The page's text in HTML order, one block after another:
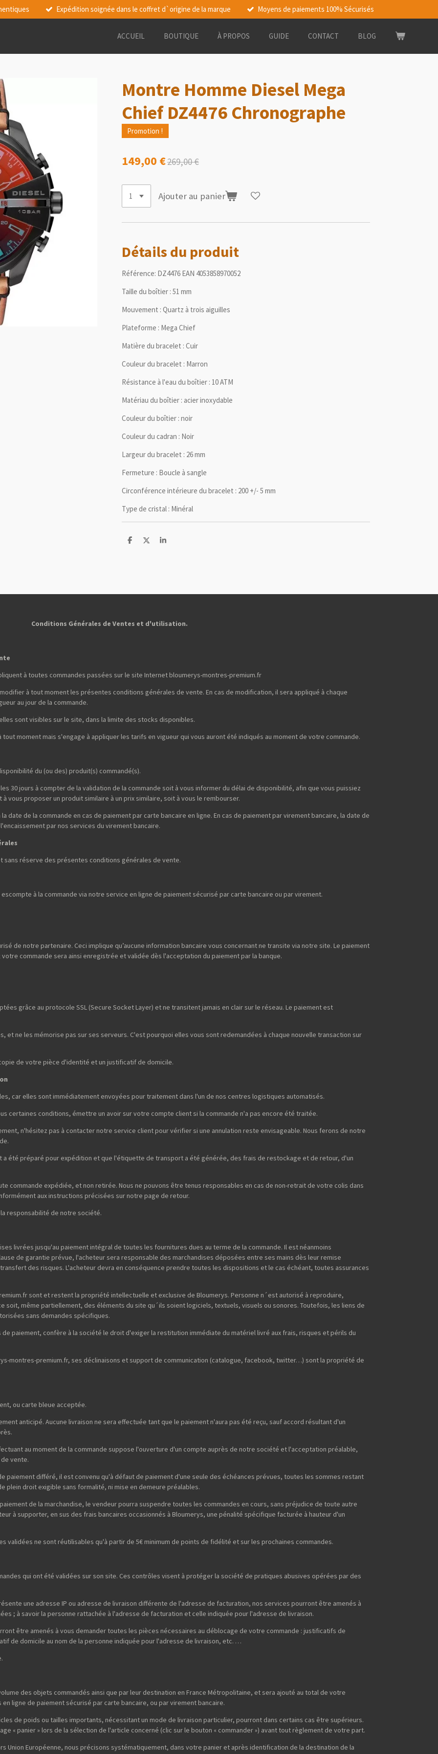
Expédition soignée dans le coffret d`origine de la marque Moyens de paiements 100% Sécurisés
ACCUEIL BOUTIQUE À PROPOS GUIDE CONTACT BLOG
Montre Homme Diesel Mega
Chief DZ4476 Chronographe
Promotion !
149,00 €269,00 €
Ajouter au panier
Détails du produit
Référence: DZ4476 EAN 4053858970052
Taille du boîtier : 51 mm
Mouvement : Quartz à trois aiguilles
Plateforme : Mega Chief
Matière du bracelet : Cuir
Couleur du bracelet : Marron
Résistance à l'eau du boîtier : 10 ATM
Matériau du boîtier : acier inoxydable
Couleur du boîtier : noir
Couleur du cadran : Noir
Largeur du bracelet : 26 mm
Fermeture : Boucle à sangle
Circonférence intérieure du bracelet : 200 +/- 5 mm
Type de cristal : Minéral
P
r
P
r
P
r
Conditions Générales de Ventes et d'utilisation.
à toutes commandes passées sur le site Internet bloumerys-montres-premium.fr
à tout moment les présentes conditions générales de vente. En cas de modification, il sera appliqué à chaque
au jour de la commande.
sont visibles sur le site, dans la limite des stocks disponibles.
moment mais s'engage à appliquer les tarifs en vigueur qui vous auront été indiqués au moment de votre commande.
du (ou des) produit(s) commandé(s).
30 jours à compter de la validation de la commande soit à vous informer du délai de disponibilité, afin que vous puissiez
vous proposer un produit similaire à un prix similaire, soit à vous le rembourser.
date de la commande en cas de paiement par carte bancaire en ligne. En cas de paiement par virement bancaire, la date de
par nos services du virement bancaire.
sans réserve des présentes conditions générales de vente.
à la commande via notre service en ligne de paiement sécurisé par carte bancaire ou par virement.
de notre partenaire. Ceci implique qu’aucune information bancaire vous concernant ne transite via notre site. Le paiement
commande sera ainsi enregistrée et validée dès l'acceptation du paiement par la banque.
grâce au protocole SSL (Secure Socket Layer) et ne transitent jamais en clair sur le réseau. Le paiement est
et ne les mémorise pas sur ses serveurs. C'est pourquoi elles vous sont redemandées à chaque nouvelle transaction sur
de votre pièce d'identité et un justificatif de domicile.
car elles sont immédiatement envoyées pour traitement dans l'un de nos centres logistiques automatisés.
certaines conditions, émettre un avoir sur votre compte client si la commande n'a pas encore été traitée.
n'hésitez pas à contacter notre service client pour vérifier si une annulation reste envisageable. Nous ferons de notre
a été préparé pour expédition et que l'étiquette de transport a été générée, des frais de restockage et de retour, d'un
commande expédiée, et non retirée. Nous ne pouvons être tenus responsables en cas de non-retrait de votre colis dans
aux instructions précisées sur notre page de retour.
responsabilité de notre société.
livrées jusqu'au paiement intégral de toutes les fournitures dues au terme de la commande. Il est néanmoins
de garantie prévue, l'acheteur sera responsable des marchandises déposées entre ses mains dès leur remise
des risques. L'acheteur devra en conséquence prendre toutes les dispositions et le cas échéant, toutes assurances
sont et restent la propriété intellectuelle et exclusive de Bloumerys. Personne n´est autorisé à reproduire,
soit, même partiellement, des éléments du site qu´ils soient logiciels, textuels, visuels ou sonores. Toutefois, les liens de
sans demandes spécifiques.
paiement, confère à la société le droit d'exiger la restitution immédiate du matériel livré aux frais, risques et périls du
montres-premium.fr, ses déclinaisons et support de communication (catalogue, facebook, twitter…) sont la propriété de
ou carte bleue acceptée.
anticipé. Aucune livraison ne sera effectuée tant que le paiement n'aura pas été reçu, sauf accord résultant d'un
au moment de la commande suppose l'ouverture d'un compte auprès de notre société et l'acceptation préalable,
vente.
paiement différé, il est convenu qu'à défaut de paiement d'une seule des échéances prévues, toutes les sommes restant
plein droit exigible sans formalité, ni mise en demeure préalables.
de la marchandise, le vendeur pourra suspendre toutes les commandes en cours, sans préjudice de toute autre
à supporter, en sus des frais bancaires occasionnés à Bloumerys, une pénalité spécifique facturée à hauteur d'un
validées ne sont réutilisables qu'à partir de 5€ minimum de points de fidélité et sur les prochaines commandes.
qui ont été validées sur son site. Ces contrôles visent à protéger la société de pratiques abusives opérées par des
une adresse IP ou adresse de livraison différente de l'adresse de facturation, nos services pourront être amenés à
; à savoir la personne rattachée à l'adresse de facturation et celle indiquée pour l'adresse de livraison.
être amenés à vous demander toutes les pièces nécessaires au déblocage de votre commande : justificatifs de
de domicile au nom de la personne indiquée pour l'adresse de livraison, etc. …
des objets commandés ainsi que par leur destination en France Métropolitaine, et sera ajouté au total de votre
ligne de paiement sécurisé par carte bancaire, ou par virement bancaire.
de poids ou tailles importants, nécessitant un mode de livraison particulier, pourront dans certains cas être supérieurs.
« panier » lors de la sélection de l'article concerné (clic sur le bouton « commander ») avant tout règlement de votre part.
Union Européenne, nous précisons systématiquement, dans votre panier et après identification de la destination de la